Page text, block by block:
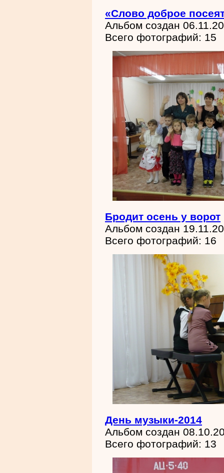
«Слово доброе
Альбом создан
Всего фотографий: 15
Бродит осень у ворот
Альбом создан
Всего фотографий: 16
День музыки-2014
Альбом создан
Всего фотографий: 13